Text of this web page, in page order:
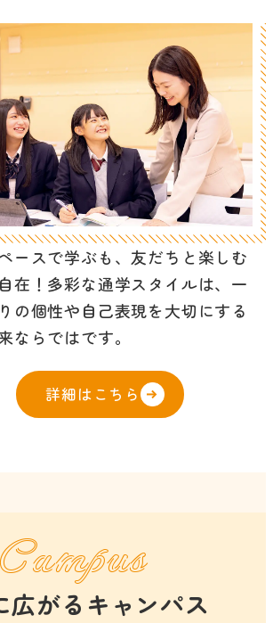
ースで学ぶも、友だちと楽しむ
在！多彩な通学スタイルは、一
の個性や自己表現を大切にする
ならではです。
詳細はこちら
Campus
広がるキャンパス